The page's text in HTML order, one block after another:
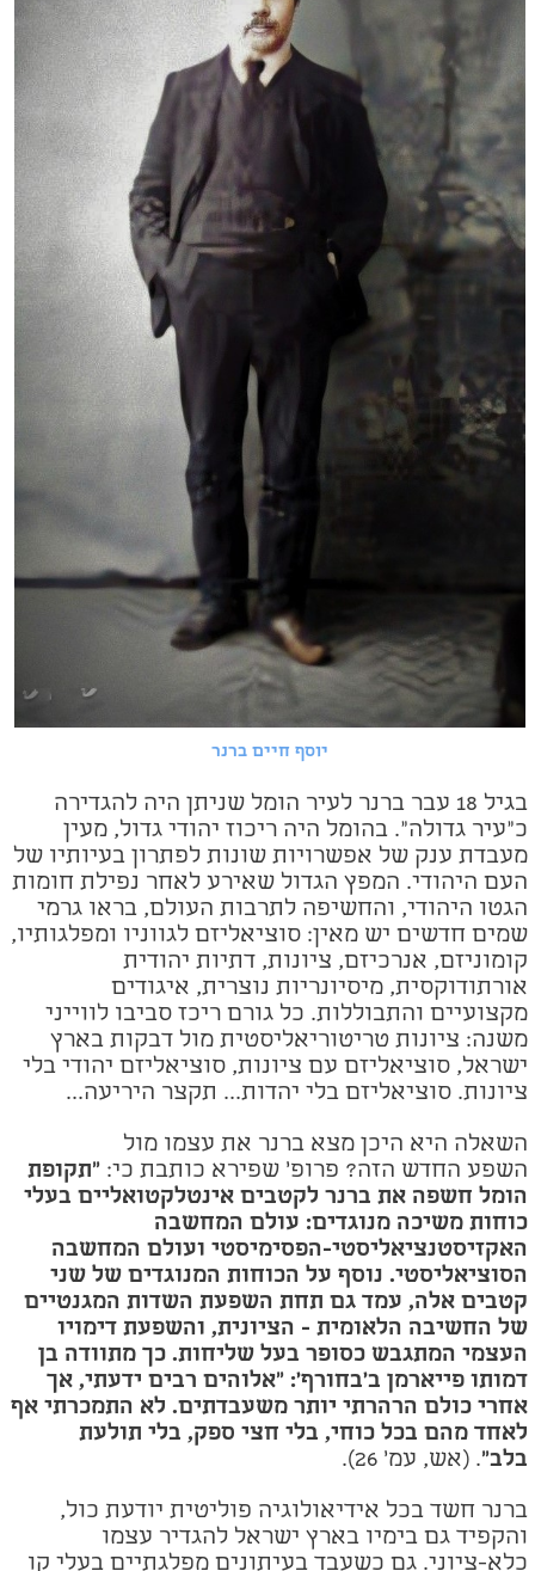
יוסף חיים ברנר
בגיל 18 עבר ברנר לעיר הומל שניתן היה להגדירה
כ"עיר גדולה". בהומל היה ריכוז יהודי גדול, מעין
מעבדת ענק של אפשרויות שונות לפתרון בעיותיו של
העם היהודי. המפץ הגדול שאירע לאחר נפילת חומות
הגטו היהודי, והחשיפה לתרבות העולם, בראו גרמי
שמים חדשים יש מאין: סוציאליזם לגווניו ומפלגותיו,
קומוניזם, אנרכיזם, ציונות, דתיות יהודית
אורתודוקסית, מיסיונריות נוצרית, איגודים
מקצועיים והתבוללות. כל גורם ריכז סביבו לווייני
משנה: ציונות טריטוריאליסטית מול דבקות בארץ
ישראל, סוציאליזם עם ציונות, סוציאליזם יהודי בלי
ציונות. סוציאליזם בלי יהדות... תקצר היריעה...
השאלה היא היכן מצא ברנר את עצמו מול
השפע החדש הזה? פרופ' שפירא כותבת כי: "תקופת
הומל חשפה את ברנר לקטבים אינטלקטואליים בעלי
כוחות משיכה מנוגדים: עולם המחשבה
האקזיסטנציאליסטי-הפסימיסטי ועולם המחשבה
הסוציאליסטי. נוסף על הכוחות המנוגדים של שני
קטבים אלה, עמד גם תחת השפעת השדות המגנטיים
של החשיבה הלאומית - הציונית, והשפעת דימויו
העצמי המתגבש כסופר בעל שליחות. כך מתוודה בן
דמותו פייארמן ב'בחורף': "אלוהים רבים ידעתי, אך
אחרי כולם הרהרתי יותר משעבדתים. לא התמכרתי אף
לאחד מהם בכל כוחי, בלי חצי ספק, בלי תולעת
בלב". (אש, עמ' 26).
ברנר חשד בכל אידיאולוגיה פוליטית יודעת כול,
והקפיד גם בימיו בארץ ישראל להגדיר עצמו
כלא-ציוני. גם כשעבד בעיתונים מפלגתיים בעלי קו